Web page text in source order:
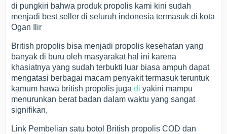
di pungkiri bahwa produk propolis kami kini sudah
menjadi best seller di seluruh indonesia termasuk di kota
Ogan Ilir
British propolis bisa menjadi propolis kesehatan yang
banyak di buru oleh masyarakat hal ini karena
khasiatnya yang sudah terbukti luar biasa ampuh dapat
mengatasi berbagai macam penyakit termasuk teruntuk
kamum hawa british propolis jugadi yakini mampu
menurunkan berat badan dalam waktu yang sangat
signifikan,
Link Pembelian satu botol British propolis COD dan